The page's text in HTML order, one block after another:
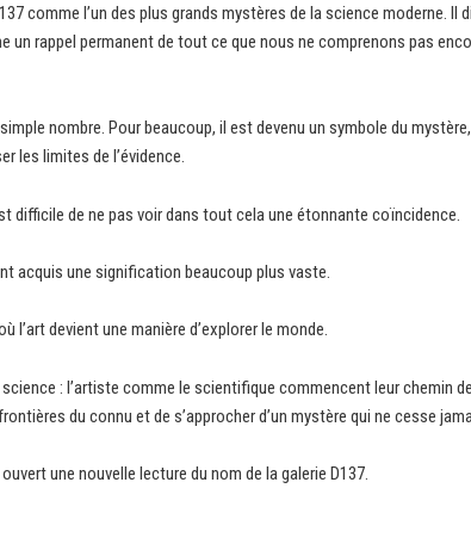
comme l’un des plus grands mystères de la science moderne. Il
un rappel permanent de tout ce que nous ne comprenons pas
nombre. Pour beaucoup, il est devenu un symbole du
les limites de l’évidence.
difficile de ne pas voir dans tout cela une étonnante coïncidence.
acquis une signification beaucoup plus vaste.
l’art devient une manière d’explorer le monde.
: l’artiste comme le scientifique commencent leur chemin
du connu et de s’approcher d’un mystère qui ne cesse
une nouvelle lecture du nom de la galerie D137.